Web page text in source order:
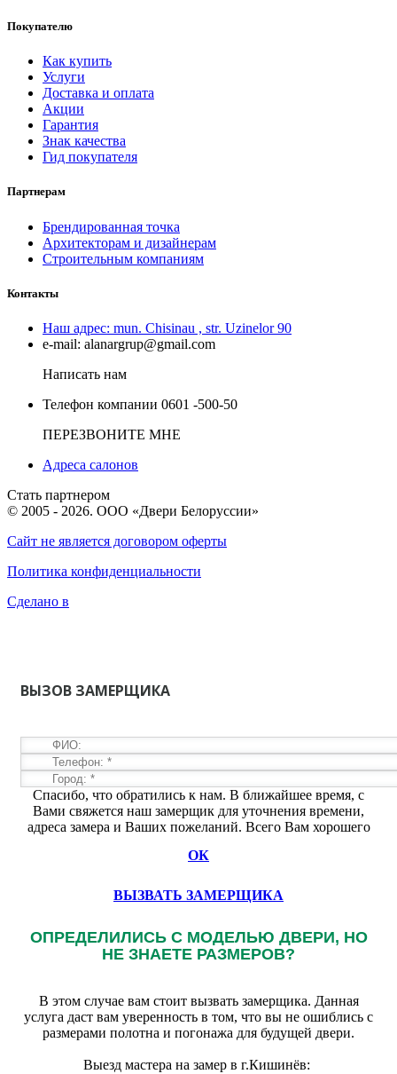
Покупателю
Как купить
Услуги
Доставка и оплата
Акции
Гарантия
Знак качества
Гид покупателя
Партнерам
Брендированная точка
Архитекторам и дизайнерам
Строительным компаниям
Контакты
Наш адрес: mun. Chisinau , str. Uzinelor 90
e-mail: alanargrup@gmail.com
Написать нам
Телефон компании 0601 -500-50
ПЕРЕЗВОНИТЕ МНЕ
Адреса салонов
Стать партнером
© 2005 - 2026. ООО «Двери Белоруссии»
Сайт не является договором оферты
Политика конфиденциальности
Сделано в
ВЫЗОВ ЗАМЕРЩИКА
Спасибо, что обратились к нам. В ближайшее время, с
Вами свяжется наш замерщик для уточнения времени,
адреса замера и Ваших пожеланий. Всего Вам хорошего
ОК
ВЫЗВАТЬ ЗАМЕРЩИКА
ОПРЕДЕЛИЛИСЬ С МОДЕЛЬЮ ДВЕРИ, НО
НЕ ЗНАЕТЕ РАЗМЕРОВ?
В этом случае вам стоит вызвать замерщика. Данная
услуга даст вам уверенность в том, что вы не ошиблись с
размерами полотна и погонажа для будущей двери.
Выезд мастера на замер в г.Кишинёв: